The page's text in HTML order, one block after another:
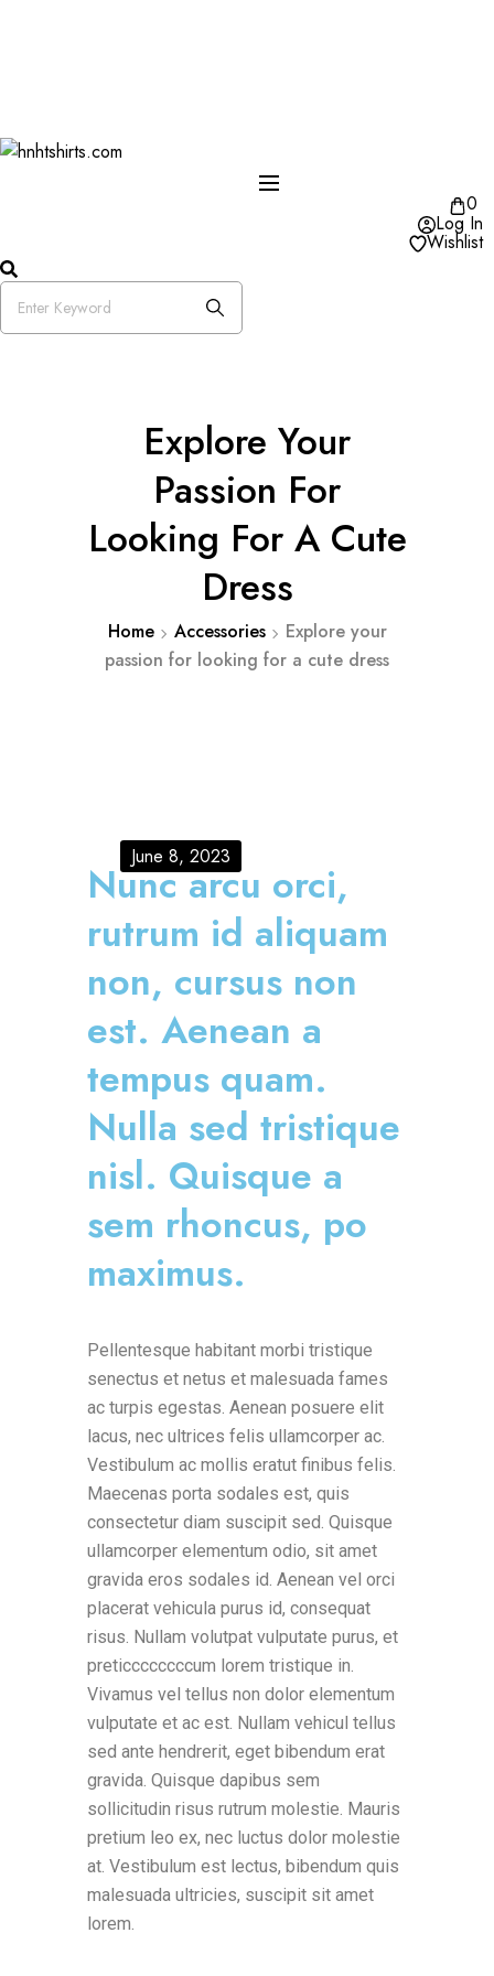
0
Log In
Wishlist
Explore Your
Passion For
Looking For A Cute
Dress
Home Accessories
Explore your
passion for looking for a cute dress
June 8, 2023
Nunc arcu orci,
rutrum id aliquam
non, cursus non
est. Aenean a
tempus quam.
Nulla sed tristique
nisl. Quisque a
sem rhoncus, po
maximus.
Pellentesque habitant morbi tristique
senectus et netus et malesuada fames
ac turpis egestas. Aenean posuere elit
lacus, nec ultrices felis ullamcorper ac.
Vestibulum ac mollis eratut finibus felis.
Maecenas porta sodales est, quis
consectetur diam suscipit sed. Quisque
ullamcorper elementum odio, sit amet
gravida eros sodales id. Aenean vel orci
placerat vehicula purus id, consequat
risus. Nullam volutpat vulputate purus, et
preticcccccccum lorem tristique in.
Vivamus vel tellus non dolor elementum
vulputate et ac est. Nullam vehicul tellus
sed ante hendrerit, eget bibendum erat
gravida. Quisque dapibus sem
sollicitudin risus rutrum molestie. Mauris
pretium leo ex, nec luctus dolor molestie
at. Vestibulum est lectus, bibendum quis
malesuada ultricies, suscipit sit amet
lorem.